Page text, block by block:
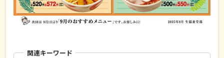
関連キーワード